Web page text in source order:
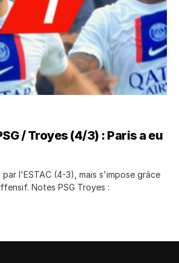
/ Troyes (4/3) : Paris a eu
par l'ESTAC (4-3), mais s'impose grâce
Notes PSG Troyes :